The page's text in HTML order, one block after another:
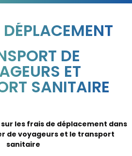
DE
ET
SANITAIRE
sur les frais de déplacement dans
de voyageurs et le transport
sanitaire